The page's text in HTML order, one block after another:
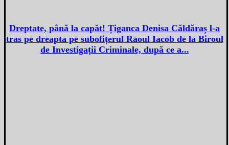
Dreptate, până la capăt! Țiganca Denisa Căldăraș l-a
tras pe dreapta pe subofițerul Raoul Iacob de la Biroul
de Investigații Criminale, după ce a...